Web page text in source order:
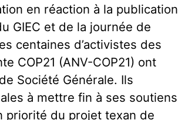
en réaction à la publication
GIEC et de la journée de
centaines d’activistes des
COP21 (ANV-COP21) ont
Société Générale. Ils
à mettre fin à ses soutiens
priorité du projet texan de